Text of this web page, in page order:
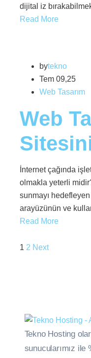
dijital iz
Read More
bytekno
Tem 09,25
Web Tasarım
Web
İnternet çağında
olmakla yeterli
sunmayı
arayüzünün ve
Read More
1 2 Next
Tekno Hosting
sunucularımız